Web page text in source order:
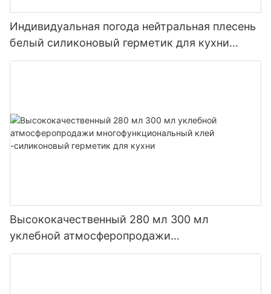
Индивидуальная погода нейтральная плесень
белый силиконовый герметик для кухни
ванной комнаты
Высококачественный 280 мл 300 мл
уклебной атмосферопродажи
многофункциональный клей -силиконовый